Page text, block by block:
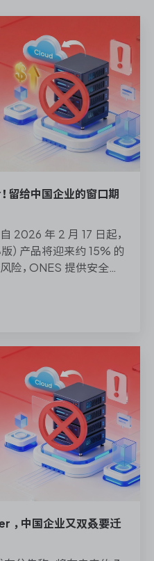
留给中国企业的窗口期
2026 年 2 月 17 日起，
）产品将迎来约 15% 的
险，ONES 提供安全合
，中国企业又双叒要迁